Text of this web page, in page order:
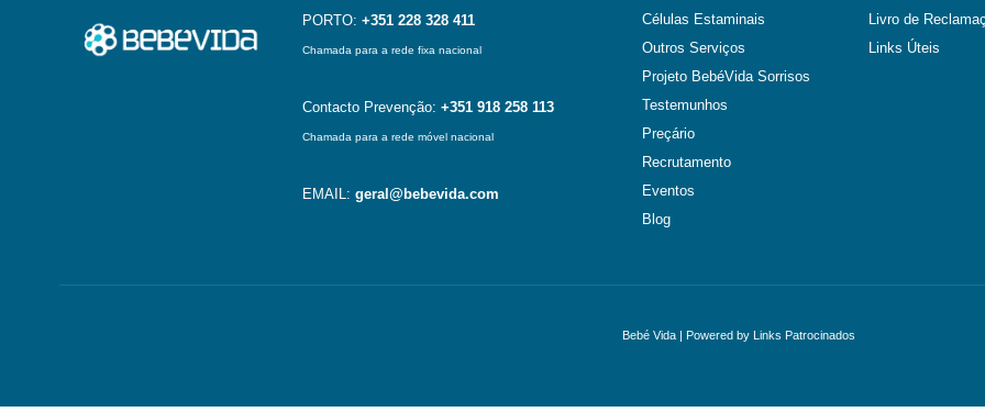
PORTO: +351 228 328 411
Chamada para a rede fixa nacional
Contacto Prevenção: +351 918 258 113
Chamada para a rede móvel nacional
EMAIL: geral@bebevida.com
Células Estaminais
Outros Serviços
Projeto BebéVida Sorrisos
Testemunhos
Preçário
Recrutamento
Eventos
Blog
Livro de
Links Úteis
Bebé Vida | Powered by Links Patrocinados